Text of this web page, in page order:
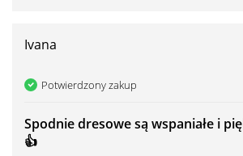
Ivana
Potwierdzony zakup
Spodnie dresowe są wspaniałe i
👍 ️